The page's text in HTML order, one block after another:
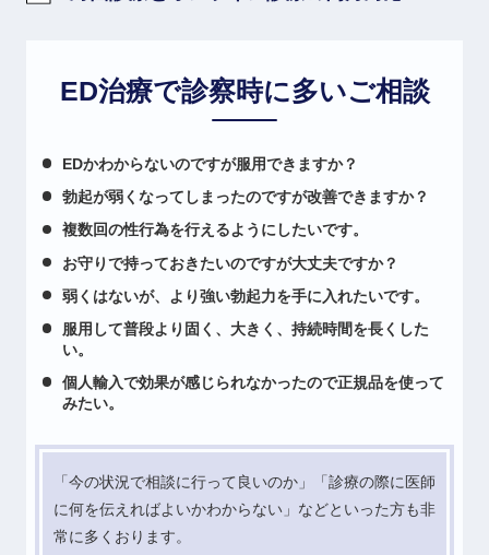
ED治療で診察時に多いご相談
EDかわからないのですが服用できますか？
勃起が弱くなってしまったのですが改善できますか？
複数回の性行為を行えるようにしたいです。
お守りで持っておきたいのですが大丈夫ですか？
弱くはないが、より強い勃起力を手に入れたいです。
服用して普段より固く、大きく、持続時間を長くした
い。
個人輸入で効果が感じられなかったので正規品を使って
みたい。
「今の状況で相談に行って良いのか」「診療の際に医師
に何を伝えればよいかわからない」などといった方も非
常に多くおります。